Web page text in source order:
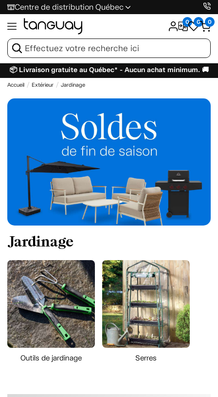
Centre de distribution Québec
0 0 0
📦 Livraison gratuite au Québec* - Aucun achat minimum. 🚚
Accueil Extérieur Jardinage
Jardinage
Outils de jardinage Serres